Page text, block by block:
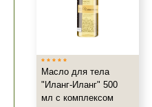
Масло для тела
"Иланг-Иланг" 500
мл с комплексом